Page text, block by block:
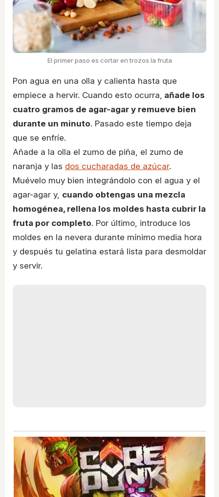
El primer paso es cortar en trozos la fruta
Pon agua en una olla y calienta hasta que
empiece a hervir. Cuando esto ocurra, añade los
cuatro gramos de agar-agar y remueve bien
durante un minuto. Pasado este tiempo deja
que se enfríe.
Añade a la olla el zumo de piña, el zumo de
naranja y las dos cucharadas de azúcar.
Muévelo muy bien integrándolo con el agua y el
agar-agar y, cuando obtengas una mezcla
homogénea, rellena los moldes hasta cubrir la
fruta por completo. Por último, introduce los
moldes en la nevera durante mínimo media hora
y después tu gelatina estará lista para desmoldar
y servir.